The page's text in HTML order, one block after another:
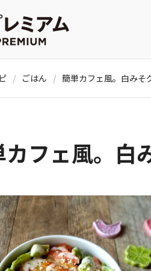
ごはん
カフェ風。白